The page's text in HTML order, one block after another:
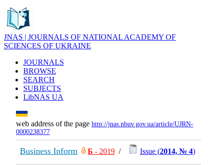
JNAS | JOURNALS OF NATIONAL ACADEMY OF
SCIENCES OF UKRAINE
JOURNALS
BROWSE
SEARCH
SUBJECTS
LibNAS UA
web address of the page http://jnas.nbuv.gov.ua/article/UJRN-
0000238377
Business Inform Б - 2019 / Issue (2014, № 4)